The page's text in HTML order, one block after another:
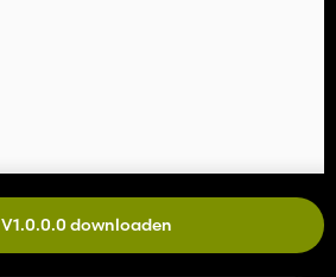
V1.0.0.0 downloaden